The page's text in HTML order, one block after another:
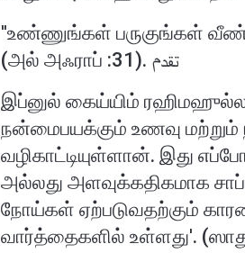
''உண்ணுங்கள் பருகுங்கள்
(அல் அஃராப் :31). تقدم
இப்னுல் கைய்யிம்
நன்மைபயக்கும் உணவு
வழிகாட்டியுள்ளான். இது
அல்லது அளவுக்கதிகமாக
நோய்கள் ஏற்படுவதற்கும்